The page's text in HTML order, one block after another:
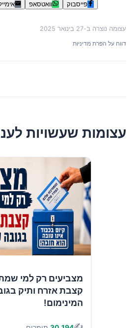
פייסבוק וואטסאפ
עצומה נוצרה ב-27 בינואר 2025
דווח על הפרת מדיניות
עצומות שעשויות
מצביעים רק למי
קצבת אזרח ותיק
המינימום!
✍️